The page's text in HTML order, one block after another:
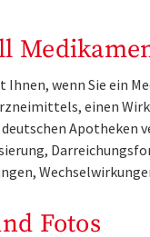
wenn Sie ein
einen
Fotos